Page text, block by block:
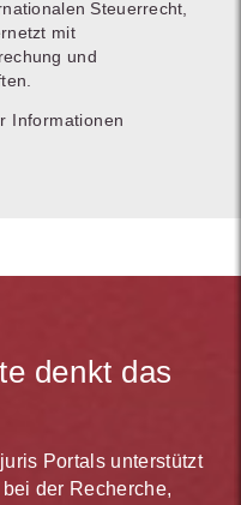
Steuerrecht,
mit
und
Informationen
denkt das
Portals unterstützt
der Recherche,